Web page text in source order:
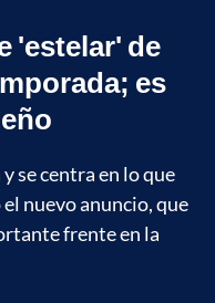
'estelar' de
es
se centra en lo que
nuevo anuncio, que
frente en la